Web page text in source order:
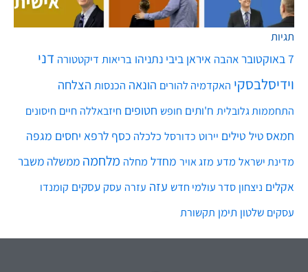
תגיות
7 באוקטובר אהבה איראן ביבי נתניהו בריאות דיקטטורה דני
וידיסלבסקי האקדמיה להורים הונאה הכנסות הצלחה
התחממות גלובלית ח'ותים חופש חטופים חיזבאללה חיים חיסונים
חמאס טיל טילים יירוט כדורסל כלכלה כסף לרפא יחסים מגפה
מדינת ישראל מדע מזג אויר מחדל מחלה מלחמה ממשלה משבר
אקלים ניצחון סדר עולמי חדש עזה עזרה עסק עסקים קומנדו
עסקים שלטון תימן תקשורת